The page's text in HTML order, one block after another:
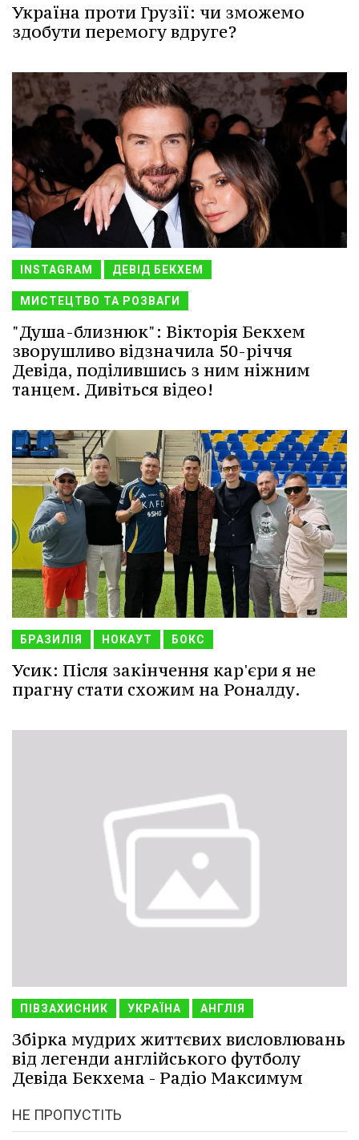
Україна проти Грузії: чи зможемо
здобути перемогу вдруге?
INSTAGRAM ДЕВІД БЕКХЕМ
МИСТЕЦТВО ТА РОЗВАГИ
"Душа-близнюк": Вікторія Бекхем
зворушливо відзначила 50-річчя
Девіда, поділившись з ним ніжним
танцем. Дивіться відео!
БРАЗИЛІЯ НОКАУТ БОКС
Усик: Після закінчення кар'єри я не
прагну стати схожим на Роналду.
ПІВЗАХИСНИК УКРАЇНА АНГЛІЯ
Збірка мудрих життєвих висловлювань
від легенди англійського футболу
Девіда Бекхема - Радіо Максимум
НЕ ПРОПУСТІТЬ